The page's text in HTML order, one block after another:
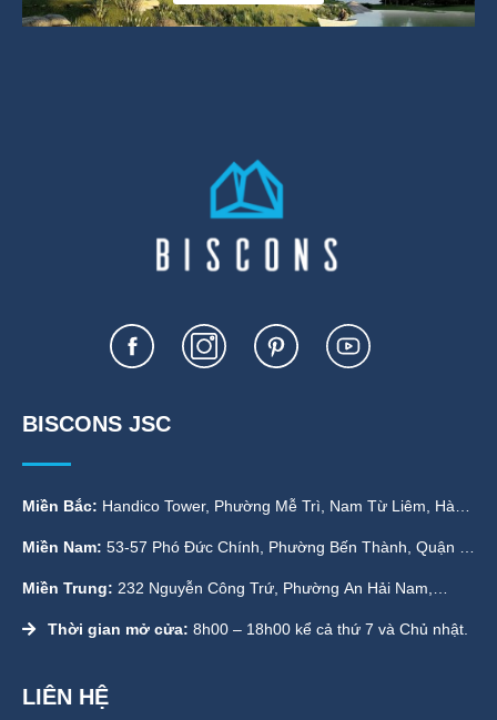
BISCONS JSC
Miền Bắc: Handico Tower, Phường Mễ Trì, Nam Từ Liêm, Hà
Miền Nam: 53-57 Phó Đức Chính, Phường Bến Thành, Quận 1,
Miền Trung: 232 Nguyễn Công Trứ, Phường An Hải Nam,
Thời gian mở cửa: 8h00 – 18h00 kể cả thứ 7 và Chủ nhật.
LIÊN HỆ